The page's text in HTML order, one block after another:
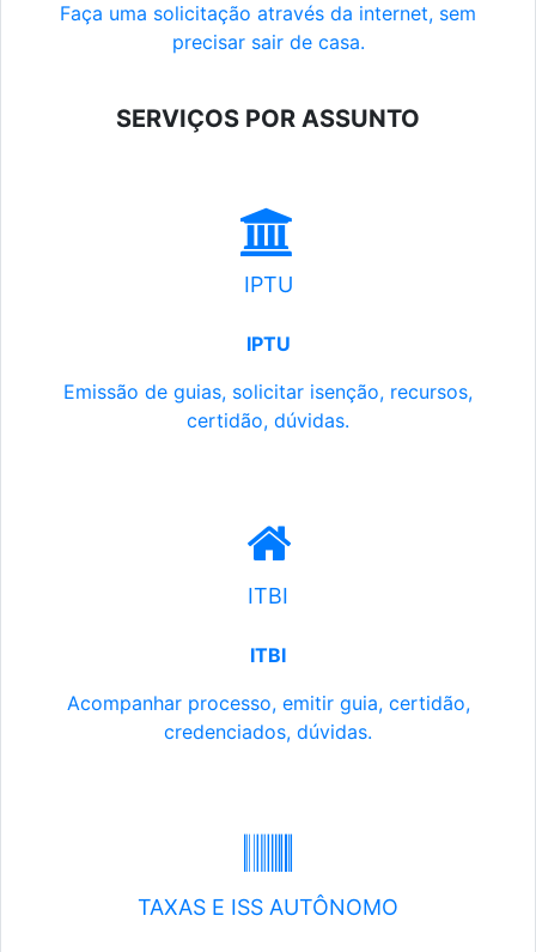
Faça uma solicitação através da internet, sem
precisar sair de casa.
SERVIÇOS POR ASSUNTO
IPTU
IPTU
Emissão de guias, solicitar isenção, recursos,
certidão, dúvidas.
ITBI
ITBI
Acompanhar processo, emitir guia, certidão,
credenciados, dúvidas.
TAXAS E ISS AUTÔNOMO